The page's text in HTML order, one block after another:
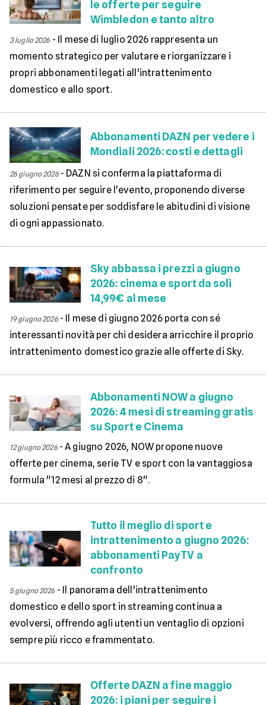
le offerte per seguire
Wimbledon e tanto altro
3 luglio 2026 - Il mese di luglio 2026 rappresenta un
momento strategico per valutare e riorganizzare i
propri abbonamenti legati all'intrattenimento
domestico e allo sport.
Abbonamenti DAZN per vedere i
Mondiali 2026: costi e dettagli
26 giugno 2026- DAZN si conferma la piattaforma di
riferimento per seguire l'evento, proponendo diverse
soluzioni pensate per soddisfare le abitudini di visione
di ogni appassionato.
Sky abbassa i prezzi a giugno
2026: cinema e sport da soli
14,99€ al mese
19 giugno 2026- Il mese di giugno 2026 porta con sé
interessanti novità per chi desidera arricchire il proprio
intrattenimento domestico grazie alle offerte di Sky.
Abbonamenti NOW a giugno
2026: 4 mesi di streaming gratis
su Sport e Cinema
12 giugno 2026-A giugno 2026, NOW propone nuove
offerte per cinema, serie TV e sport con la vantaggiosa
formula "12 mesi al prezzo di 8".
Tutto il meglio di sport e
intrattenimento a giugno 2026:
abbonamenti PayTV a
confronto
5 giugno 2026 - Il panorama dell'intrattenimento
domestico e dello sport in streaming continua a
evolversi, offrendo agli utenti un ventaglio di opzioni
sempre più ricco e frammentato.
Offerte DAZN a fine maggio
2026: i piani per seguire i